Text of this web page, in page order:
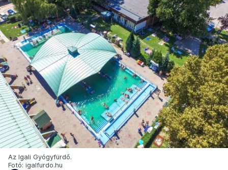
Az Igali Gyógyfürdő.
Fotó: igalfurdo.hu